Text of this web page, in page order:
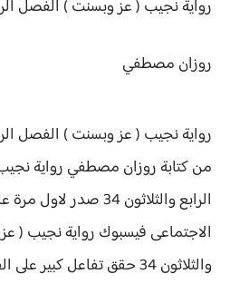
رواية نجيب ( عز وبسنت )
روزان مصطفي
من كتابة روزان مصطفي رواية
الرابع والثلاثون 34
الاجتماعى فيسبوك رواية نجيب (
والثلاثون 34 حقق
تفاعل كبير